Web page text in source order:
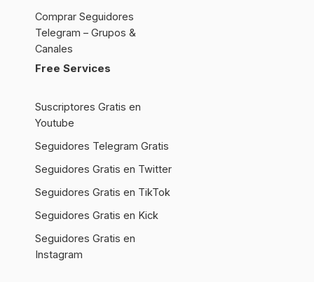
Comprar Seguidores
Telegram – Grupos &
Canales
Free Services
Suscriptores Gratis en
Youtube
Seguidores Telegram Gratis
Seguidores Gratis en Twitter
Seguidores Gratis en TikTok
Seguidores Gratis en Kick
Seguidores Gratis en
Instagram